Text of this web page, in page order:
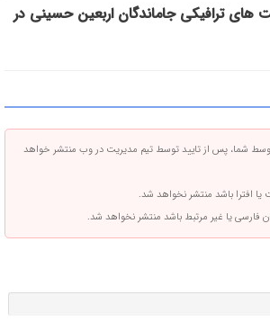
های ترافیکی جاماندگان اربعین حسینی در
شما، پس از تایید توسط تیم مدیریت در وب منتشر خواهد
افترا باشد منتشر نخواهد شد.
فارسی یا غیر مرتبط باشد منتشر نخواهد شد.